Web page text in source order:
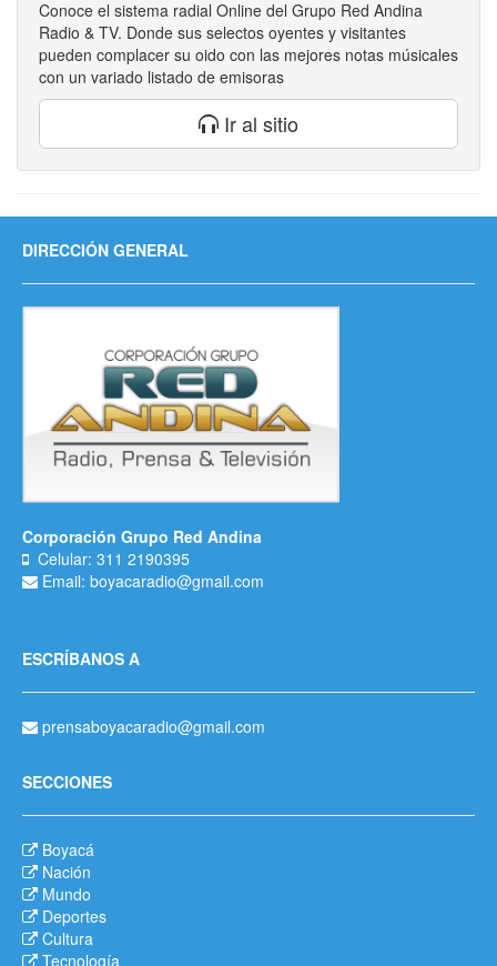
Conoce el sistema radial Online del Grupo Red Andina
Radio & TV. Donde sus selectos oyentes y visitantes
pueden complacer su oido con las mejores notas músicales
con un variado listado de emisoras
Ir al sitio
DIRECCIÓN GENERAL
Corporación Grupo Red Andina
Celular: 311 2190395
Email: boyacaradio@gmail.com
ESCRÍBANOS A
prensaboyacaradio@gmail.com
SECCIONES
Boyacá
Nación
Mundo
Deportes
Cultura
Tecnología